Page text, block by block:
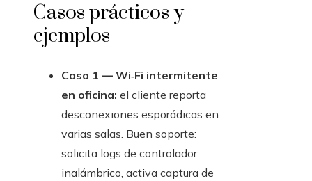
Casos prácticos y
ejemplos
Caso 1 — Wi‑Fi intermitente
en oficina: el cliente reporta
desconexiones esporádicas en
varias salas. Buen soporte:
solicita logs de controlador
inalámbrico, activa captura de